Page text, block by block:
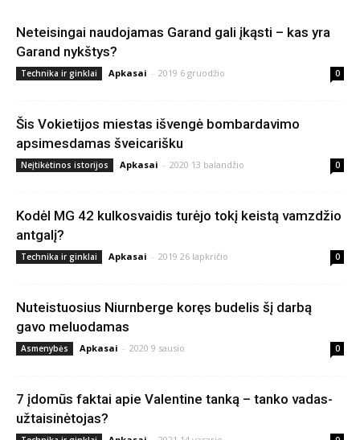
Neteisingai naudojamas Garand gali įkąsti – kas yra
Garand nykštys?
Technika ir ginklai Apkasai - 2019 6 gruodžio 0
Šis Vokietijos miestas išvengė bombardavimo
apsimesdamas šveicarišku
Neįtikėtinos istorijos Apkasai - 2020 13 balandžio 0
Kodėl MG 42 kulkosvaidis turėjo tokį keistą vamzdžio
antgalį?
Technika ir ginklai Apkasai - 2019 26 lapkričio 0
Nuteistuosius Niurnberge koręs budelis šį darbą
gavo meluodamas
Asmenybės Apkasai - 2020 9 sausio 0
7 įdomūs faktai apie Valentine tanką – tanko vadas-
užtaisinėtojas?